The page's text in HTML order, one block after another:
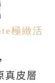
極緻活
真皮層